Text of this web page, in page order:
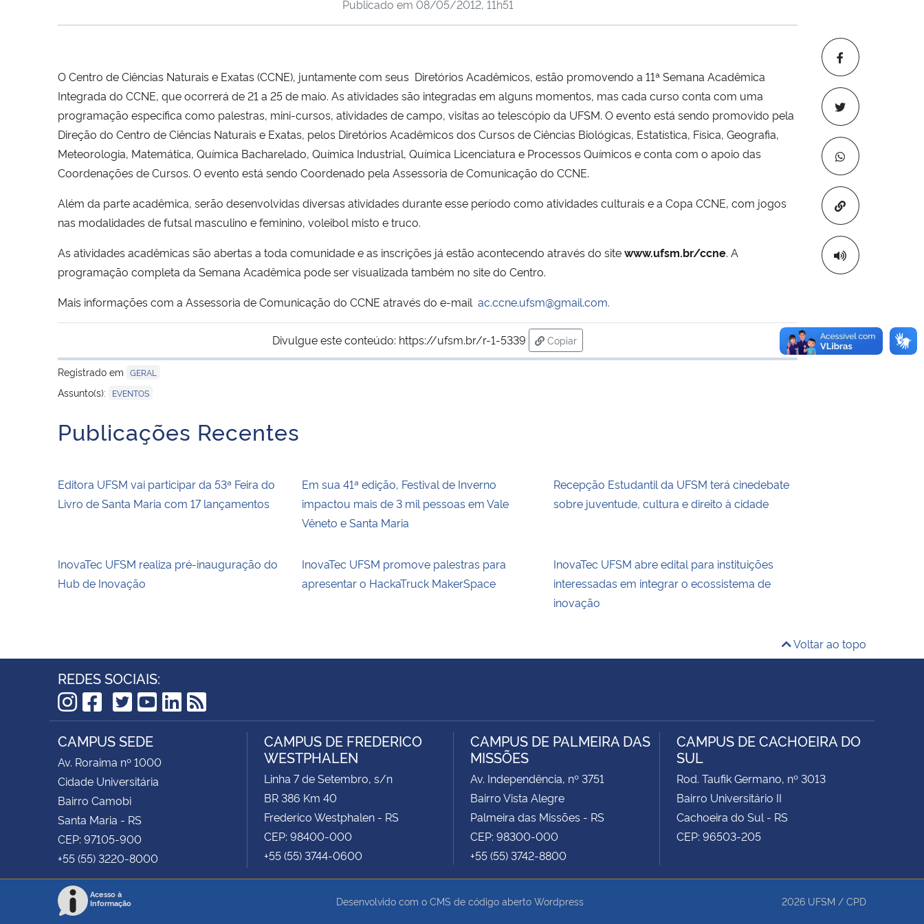
Copiar para
Publicado em 08/05/2012, 11h51
O Centro de Ciências Naturais e Exatas (CCNE), juntamente com seus Diretórios Acadêmicos, estão promovendo a 11ª Semana Acadêmica
Integrada do CCNE, que ocorrerá de 21 a 25 de maio. As atividades são integradas em alguns momentos, mas cada curso conta com uma
programação específica como palestras, mini-cursos, atividades de campo, visitas ao telescópio da UFSM. O evento está sendo promovido pela
Direção do Centro de Ciências Naturais e Exatas, pelos Diretórios Acadêmicos dos Cursos de Ciências Biológicas, Estatística, Física, Geografia,
Meteorologia, Matemática, Química Bacharelado, Química Industrial, Química Licenciatura e Processos Químicos e conta com o apoio das
Coordenações de Cursos. O evento está sendo Coordenado pela Assessoria de Comunicação do CCNE.
Além da parte acadêmica, serão desenvolvidas diversas atividades durante esse período como atividades culturais e a Copa CCNE, com jogos
nas modalidades de futsal masculino e feminino, voleibol misto e truco.
As atividades acadêmicas são abertas a toda comunidade e as inscrições já estão acontecendo através do sitewww.ufsm.br/ccne. A
programação completa da Semana Acadêmica pode ser visualizada também no site do Centro.
Mais informações com a Assessoria de Comunicação do CCNE através do e-mail ac.ccne.ufsm@gmail.com.
Divulgue este conteúdo: https://ufsm.br/r-1-5339
Copiar
para área de transferência
Registrado em GERAL
Assunto(s): EVENTOS
Publicações Recentes
Editora UFSM vai participar da 53ª Feira do
Livro de Santa Maria com 17 lançamentos
Em sua 41ª edição, Festival de Inverno
impactou mais de 3 mil pessoas em Vale
Vêneto e Santa Maria
Recepção Estudantil da UFSM terá cinedebate
sobre juventude, cultura e direito à cidade
InovaTec UFSM realiza pré-inauguração do
Hub de Inovação
InovaTec UFSM promove palestras para
apresentar o HackaTruck MakerSpace
InovaTec UFSM abre edital para instituições
interessadas em integrar o ecossistema de
inovação
Voltar ao topo
REDES SOCIAIS:
Instagram
Facebook
TikTok
Twitter
YouTube
LinkedIn
RSS
CAMPUS SEDE
Av. Roraima nº 1000
Cidade Universitária
Bairro Camobi
Santa Maria - RS
CEP: 97105-900
+55 (55) 3220-8000
CAMPUS DE FREDERICO
WESTPHALEN
Linha 7 de Setembro, s/n
BR 386 Km 40
Frederico Westphalen - RS
CEP: 98400-000
+55 (55) 3744-0600
CAMPUS DE PALMEIRA DAS
MISSÕES
Av. Independência, nº 3751
Bairro Vista Alegre
Palmeira das Missões - RS
CEP: 98300-000
+55 (55) 3742-8800
CAMPUS DE CACHOEIRA DO
SUL
Rod. Taufik Germano, nº 3013
Bairro Universitário II
Cachoeira do Sul - RS
CEP: 96503-205
Acesso à
Informação
Desenvolvido com o CMS de código aberto Wordpress 2026 UFSM / CPD